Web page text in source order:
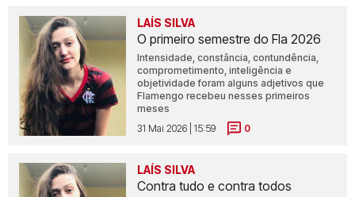
LAÍS SILVA
O primeiro semestre do Fla 2026
Intensidade, constância, contundência,
comprometimento, inteligência e
objetividade foram alguns adjetivos que
Flamengo recebeu nesses primeiros
meses
31 Mai 2026 | 15:59
0
LAÍS SILVA
Contra tudo e contra todos